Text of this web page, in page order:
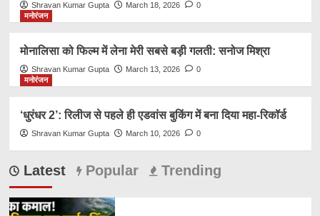
Shravan Kumar Gupta March 18, 2026
0
मनोरंजन
मोनालिसा को फिल्म में लेना मेरी सबसे बड़ी गलती: सनोज मिश्रा
Shravan Kumar Gupta March 13, 2026
0
मनोरंजन
‘धुरंधर 2’: रिलीज से पहले ही एडवांस बुकिंग में बना दिया महा-रिकॉर्ड
Shravan Kumar Gupta March 10, 2026 0
Latest Popular Trending